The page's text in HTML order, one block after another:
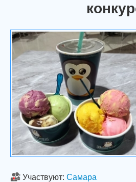
Участвуют: Самара